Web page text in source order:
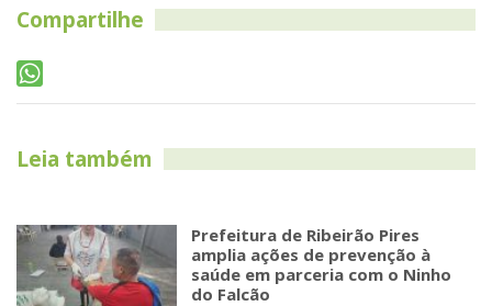
Compartilhe
Leia também
Prefeitura de Ribeirão Pires
amplia ações de prevenção à
saúde em parceria com o Ninho
do Falcão